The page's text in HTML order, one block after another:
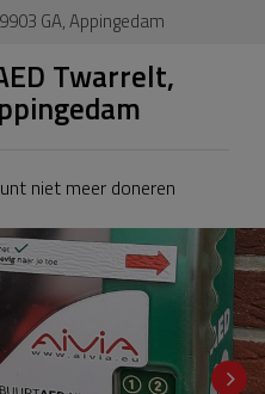
GA, Appingedam
Twarrelt,
niet meer doneren